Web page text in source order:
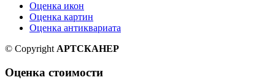
Оценка икон
Оценка картин
Оценка антиквариата
© CopyrightАРТСКАНЕР
Оценка стоимости